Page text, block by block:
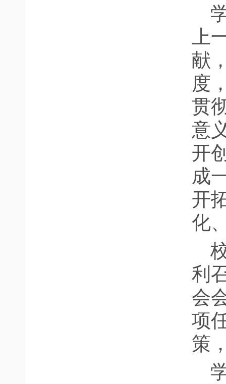
上
献
度
贯
意
开
成
开
化
利
会
项
策